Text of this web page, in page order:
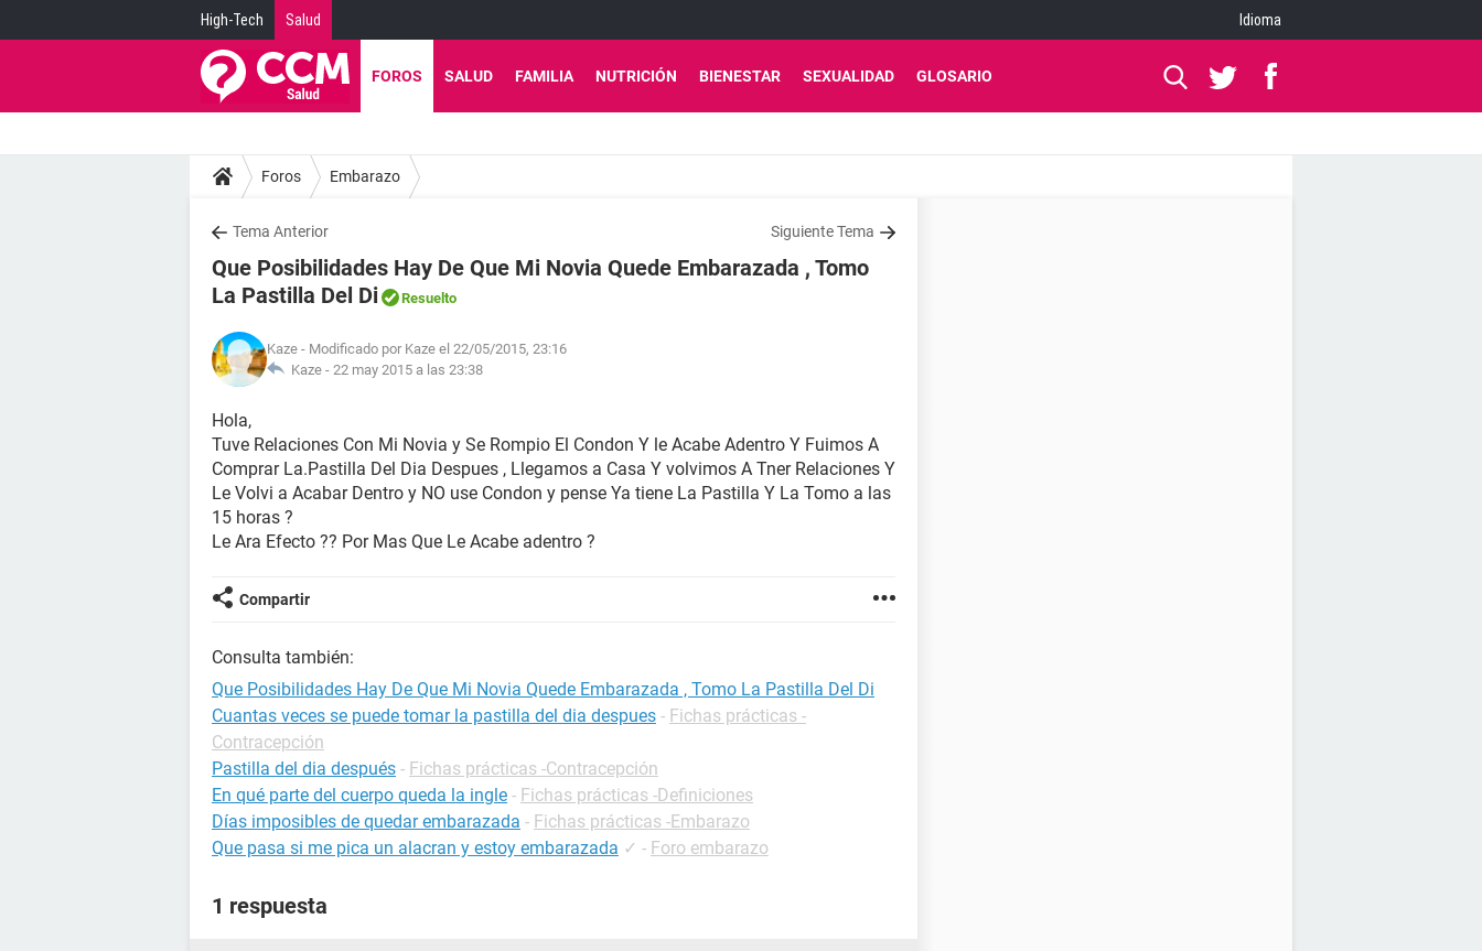
High-Tech Salud Idioma
FOROS SALUD FAMILIA NUTRICIÓN BIENESTAR SEXUALIDAD GLOSARIO
Foros Embarazo
Tema Anterior Siguiente Tema
Que Posibilidades Hay De Que Mi Novia Quede Embarazada , Tomo
La Pastilla Del Di
Resuelto
Kaze - Modificado por Kaze el 22/05/2015, 23:16
Kaze - 22 may 2015 a las 23:38
Hola,
Tuve Relaciones Con Mi Novia y Se Rompio El Condon Y le Acabe Adentro Y Fuimos A
Comprar La.Pastilla Del Dia Despues , Llegamos a Casa Y volvimos A Tner Relaciones Y
Le Volvi a Acabar Dentro y NO use Condon y pense Ya tiene La Pastilla Y La Tomo a las
15 horas ?
Le Ara Efecto ?? Por Mas Que Le Acabe adentro ?
Compartir
Consulta también:
Que Posibilidades Hay De Que Mi Novia Quede Embarazada , Tomo La Pastilla Del Di
Cuantas veces se puede tomar la pastilla del dia despues - Fichas prácticas -
Contracepción
Pastilla del dia después - Fichas prácticas -Contracepción
En qué parte del cuerpo queda la ingle - Fichas prácticas -Definiciones
Días imposibles de quedar embarazada - Fichas prácticas -Embarazo
Que pasa si me pica un alacran y estoy embarazada ✓ - Foro embarazo
1 respuesta